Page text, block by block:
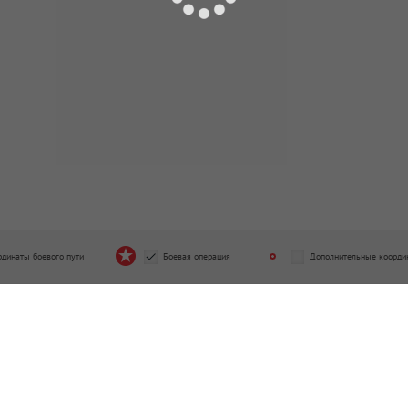
боевого пути Боевая операция Дополнительные